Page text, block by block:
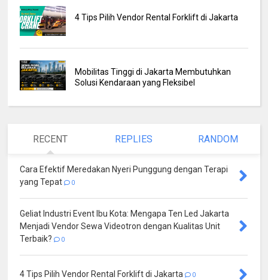
4 Tips Pilih Vendor Rental Forklift di Jakarta
Mobilitas Tinggi di Jakarta Membutuhkan
Solusi Kendaraan yang Fleksibel
RECENT REPLIES RANDOM
Cara Efektif Meredakan Nyeri Punggung dengan Terapi
yang Tepat
0
Geliat Industri Event Ibu Kota: Mengapa Ten Led Jakarta
Menjadi Vendor Sewa Videotron dengan Kualitas Unit
Terbaik?
0
4 Tips Pilih Vendor Rental Forklift di Jakarta 0